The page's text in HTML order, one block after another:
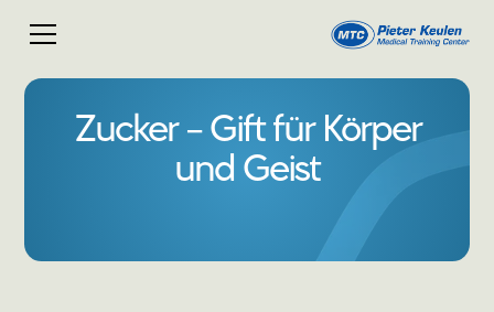
Zucker – Gift für Körper
und Geist